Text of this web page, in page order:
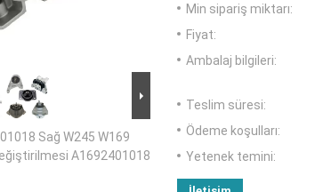
Sağ W245 W169
A1692401018
Min sipariş miktarı:
Fiyat:
Ambalaj bilgileri:
Teslim süresi:
Ödeme koşulları:
Yetenek temini: